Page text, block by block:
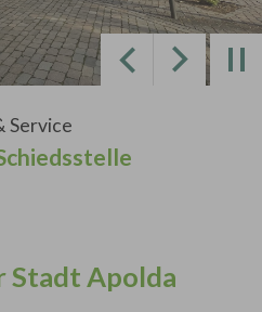
ZurückWeiter
Service
Stadt Apolda